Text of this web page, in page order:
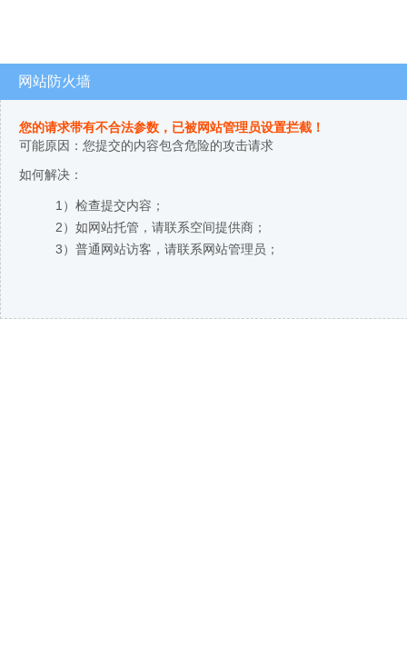
网站防火墙
您的请求带有不合法参数，已被网站管理员设置拦截！
可能原因：您提交的内容包含危险的攻击请求
如何解决：
1）检查提交内容；
2）如网站托管，请联系空间提供商；
3）普通网站访客，请联系网站管理员；